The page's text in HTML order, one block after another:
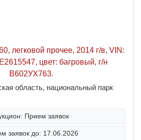
легковой прочее, 2014 г/в, VIN:
цвет: багровый, г/н
В602УХ763.
область, национальный парк
Прием заявок
заявок до: 17.06.2026